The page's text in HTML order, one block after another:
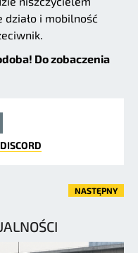
działo i mobilność
Do zobaczenia
NASTĘPNY